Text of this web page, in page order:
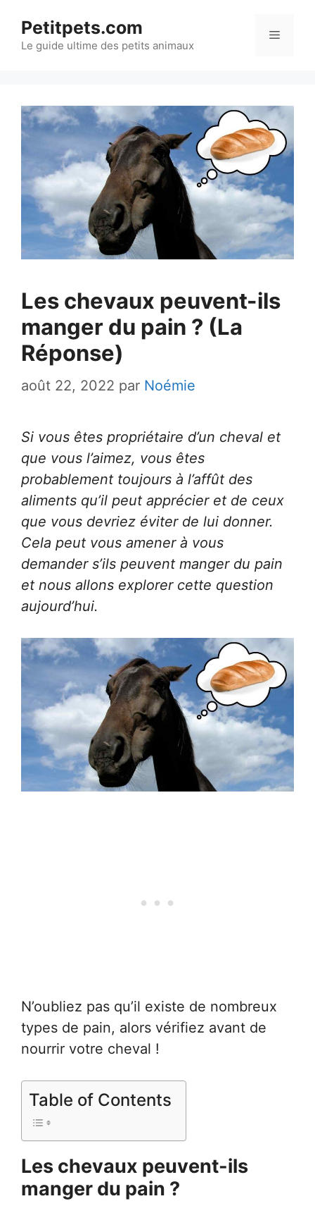
contenu
Petitpets.com
Le guide ultime des petits animaux
Menu
Les chevaux peuvent-ils
manger du pain ? (La
Réponse)
août 22, 2022 par Noémie
Si vous êtes propriétaire d’un cheval et
que vous l’aimez, vous êtes
probablement toujours à l’affût des
aliments qu’il peut apprécier et de ceux
que vous devriez éviter de lui donner.
Cela peut vous amener à vous
demander s’ils peuvent manger du pain
et nous allons explorer cette question
aujourd’hui.
N’oubliez pas qu’il existe de nombreux
types de pain, alors vérifiez avant de
nourrir votre cheval !
Table of Contents
Les chevaux peuvent-ils
manger du pain ?